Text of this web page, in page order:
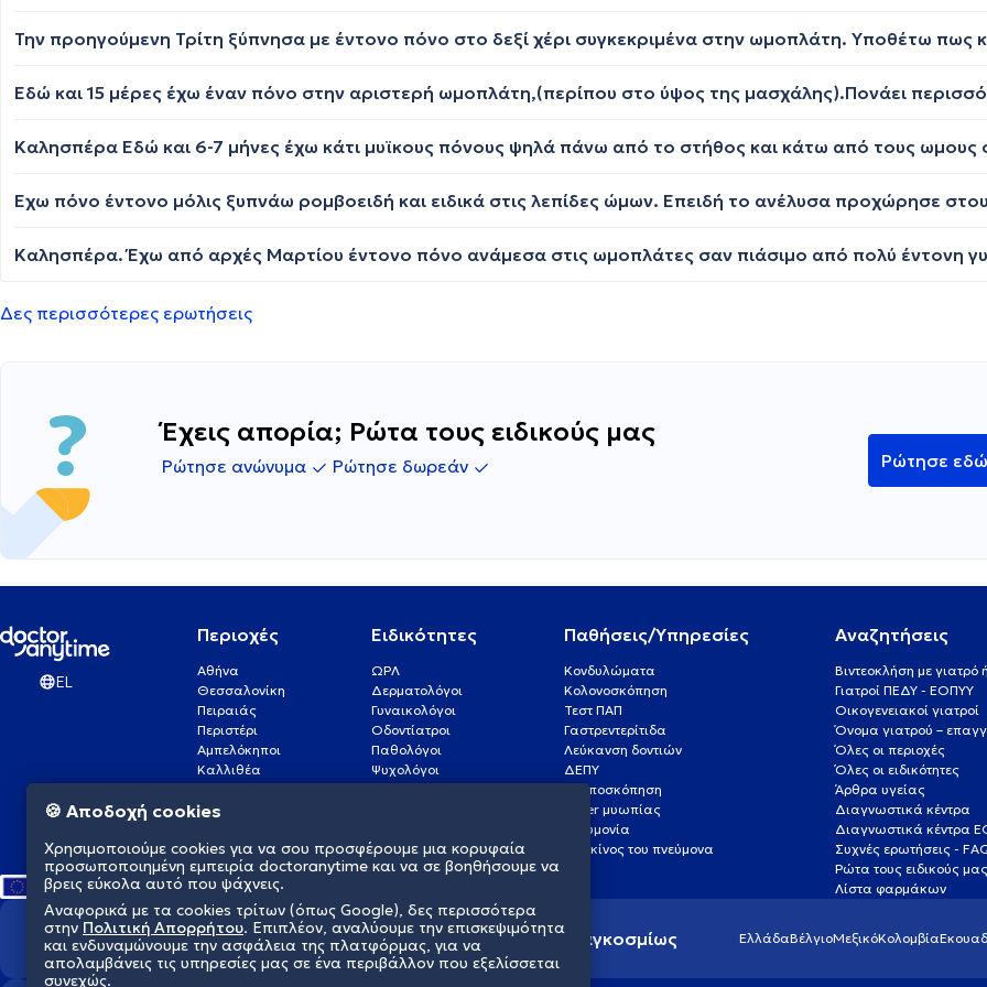
Δες περισσότερες ερωτήσεις
Έχεις απορία; Ρώτα τους ειδικούς μας
Ρώτησε ανώνυμα Ρώτησε δωρεάν Ρώτησε εδώ
EL
Περιοχές
Αθήνα
Θεσσαλονίκη
Πειραιάς
Περιστέρι
Αμπελόκηποι
Καλλιθέα
Γλυφάδα
Νέα Σμύρνη
Ειδικότητες
ΩΡΛ
Δερματολόγοι
Γυναικολόγοι
Οδοντίατροι
Παθολόγοι
Ψυχολόγοι
Καρδιολόγοι
Παθήσεις/Υπηρεσίες
Κονδυλώματα
Κολονοσκόπηση
Τεστ ΠΑΠ
Γαστρεντερίτιδα
Λεύκανση δοντιών
ΔΕΠΥ
Κολποσκόπηση
Laser μυωπίας
Πνευμονία
Καρκίνος του πνεύμονα
Αναζητήσεις
Βιντεοκλήση με
Γιατροί ΠΕΔΥ - ΕΟΠΥΥ
Οικογενειακοί γιατροί
Όνομα γιατρού –
Όλες οι περιοχές
Όλες οι ειδικότητες
Άρθρα υγείας
Διαγνωστικά κέντρα
Διαγνωστικά κέντρα
Συχνές ερωτήσεις -
Ρώτα τους ειδικούς μας
Λίστα φαρμάκων
Διαμορφώνουμε το μέλλον της υγείας παγκοσμίως ΕλλάδαΒέλγιοΜεξικόΚολομβία
🍪 Αποδοχή cookies
Χρησιμοποιούμε cookies για να σου προσφέρουμε μια κορυφαία
προσωποποιημένη εμπειρία doctoranytime και να σε βοηθήσουμε να
βρεις εύκολα αυτό που ψάχνεις.
Αναφορικά με τα cookies τρίτων (όπως Google), δες περισσότερα
στην Πολιτική Απορρήτου. Επιπλέον, αναλύουμε την επισκεψιμότητα
και ενδυναμώνουμε την ασφάλεια της πλατφόρμας, για να
απολαμβάνεις τις υπηρεσίες μας σε ένα περιβάλλον που εξελίσσεται
συνεχώς.